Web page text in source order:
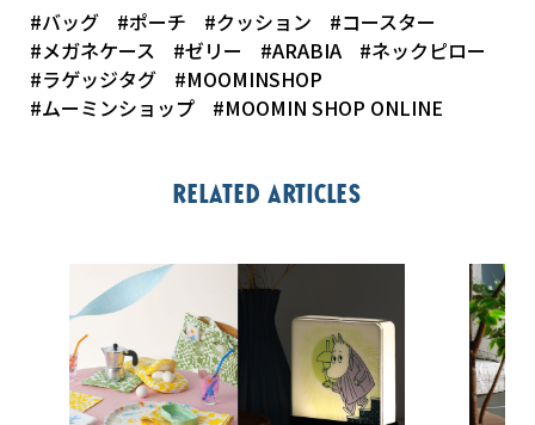
#バッグ #ポーチ #クッション
#コースター
#メガネケース
#ゼリー #ARABIA
#ネックピロー
#ラゲッジタグ
#MOOMINSHOP
#ムーミンショップ
#MOOMIN SHOP ONLINE
Related articles